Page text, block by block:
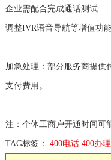
企业需配合完成通话测试
调整IVR语音导航等增值功
加急处理‌：部分服务商提供
支付费用。
注：个体工商户开通时间可
TAG标签： 400电话 400办理